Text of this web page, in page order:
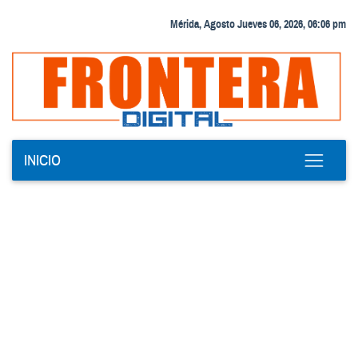
Mérida, Agosto Jueves 06, 2026, 06:06 pm
INICIO